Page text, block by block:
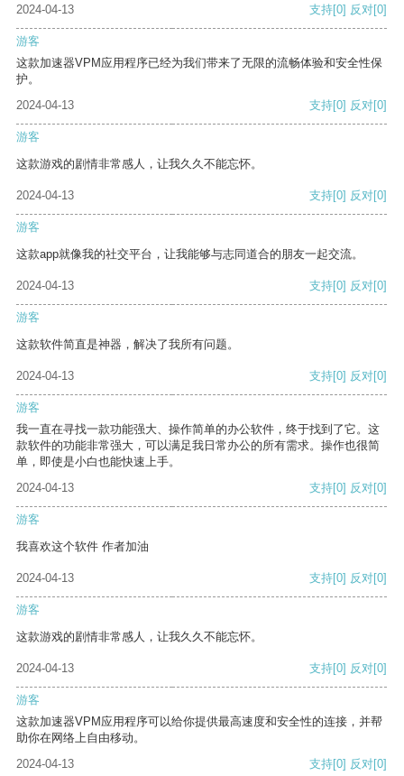
2024-04-13 支持[0] 反对[0]
游客
这款加速器VPM应用程序已经为我们带来了无限的流畅体验和安全性保
护。
2024-04-13
支持[0] 反对[0]
游客
这款游戏的剧情非常感人，让我久久不能忘怀。
2024-04-13 支持[0] 反对[0]
游客
这款app就像我的社交平台，让我能够与志同道合的朋友一起交流。
2024-04-13 支持[0] 反对[0]
游客
这款软件简直是神器，解决了我所有问题。
2024-04-13 支持[0] 反对[0]
游客
我一直在寻找一款功能强大、操作简单的办公软件，终于找到了它。这
款软件的功能非常强大，可以满足我日常办公的所有需求。操作也很简
单，即使是小白也能快速上手。
2024-04-13
支持[0] 反对[0]
游客
我喜欢这个软件 作者加油
2024-04-13 支持[0] 反对[0]
游客
这款游戏的剧情非常感人，让我久久不能忘怀。
2024-04-13 支持[0] 反对[0]
游客
这款加速器VPM应用程序可以给你提供最高速度和安全性的连接，并帮
助你在网络上自由移动。
2024-04-13
支持[0] 反对[0]